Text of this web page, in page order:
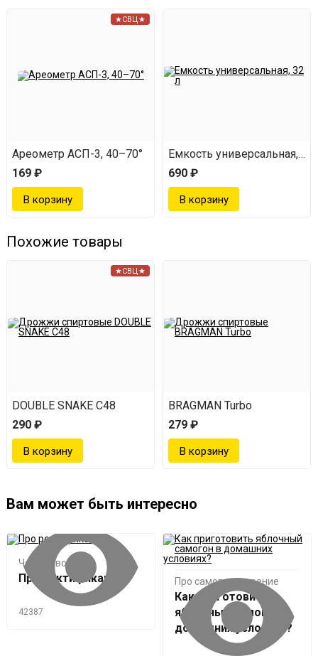
★СВЦ★
Ареометр АСП-3, 40–70°
169 ₽
Емкость универсальная, 32
690 ₽
Похожие товары
★СВЦ★
DOUBLE SNAKE C48
290 ₽
BRAGMAN Turbo
279 ₽
Вам может быть интересно
Частые вопросы
Про ректификацию
42387
Про самогоноварение
Как приготовить
яблочный самогон в
домашних условиях?